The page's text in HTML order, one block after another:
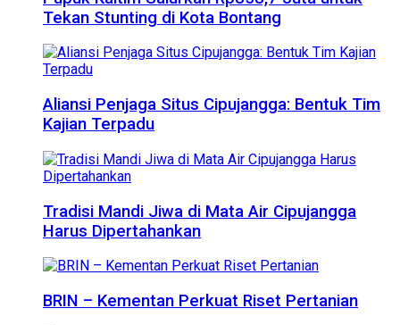
Tekan Stunting di Kota Bontang
Aliansi Penjaga Situs Cipujangga: Bentuk Tim
Kajian Terpadu
Tradisi Mandi Jiwa di Mata Air Cipujangga
Harus Dipertahankan
BRIN – Kementan Perkuat Riset Pertanian